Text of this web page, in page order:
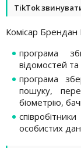
TikTok
Комісар Брендан
програма
відомостей та
програма
пошуку,
біометрію,
особистих